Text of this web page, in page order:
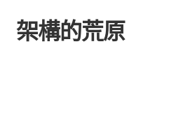
跳
至
跳
至
架構的荒原